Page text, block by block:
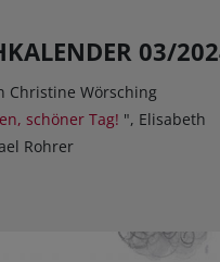
03/
Christine Wörsching
schöner Tag! ", Elisabeth
Rohrer